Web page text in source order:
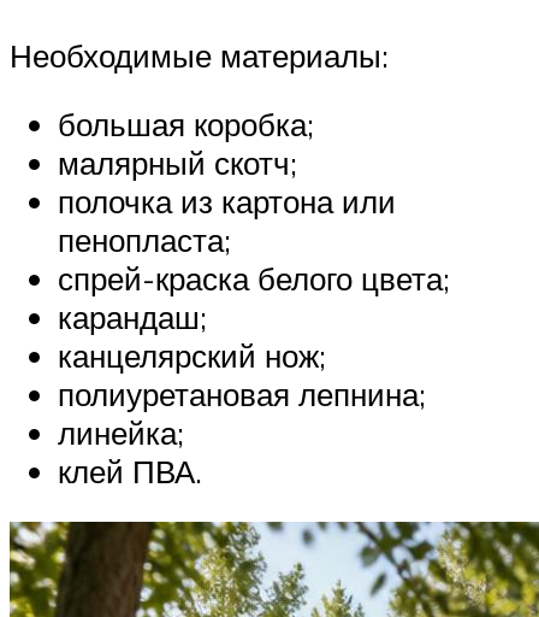
Необходимые материалы:
большая коробка;
малярный скотч;
полочка из картона или
пенопласта;
спрей-краска белого цвета;
карандаш;
канцелярский нож;
полиуретановая лепнина;
линейка;
клей ПВА.